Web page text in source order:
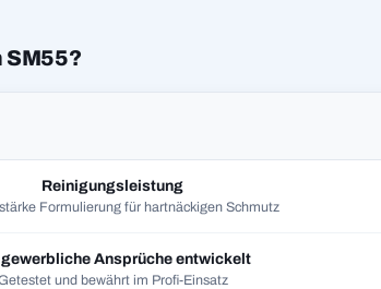
SM55?
Reinigungsleistung
Formulierung für hartnäckigen Schmutz
gewerbliche Ansprüche entwickelt
und bewährt im Profi-Einsatz